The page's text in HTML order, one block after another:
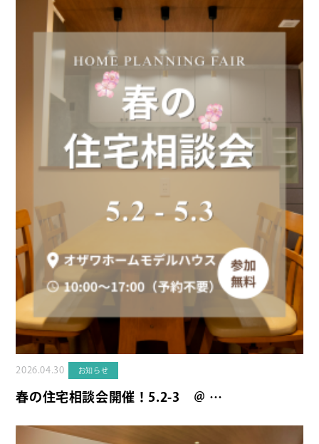
2026.04.30 お知らせ
春の住宅相談会開催！5.2-3 ＠ …